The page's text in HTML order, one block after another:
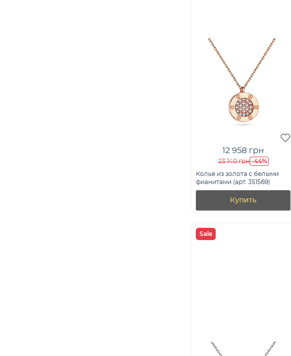
12 958 грн
23 140 грн -44%
Колье из золота с белыми
фианитами (арт. 351569)
Купить
Sale